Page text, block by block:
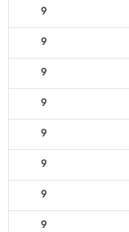
9
9
9
9
9
9
9
9